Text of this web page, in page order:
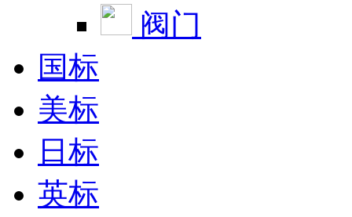
阀门
国标
美标
日标
英标